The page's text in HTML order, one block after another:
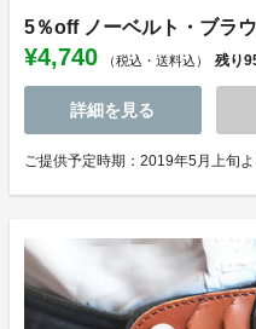
5％off ノーベルト・ブラ
¥4,740 （税込・送料込） 残り
詳細を見る
ご提供予定時期：2019年5月上旬